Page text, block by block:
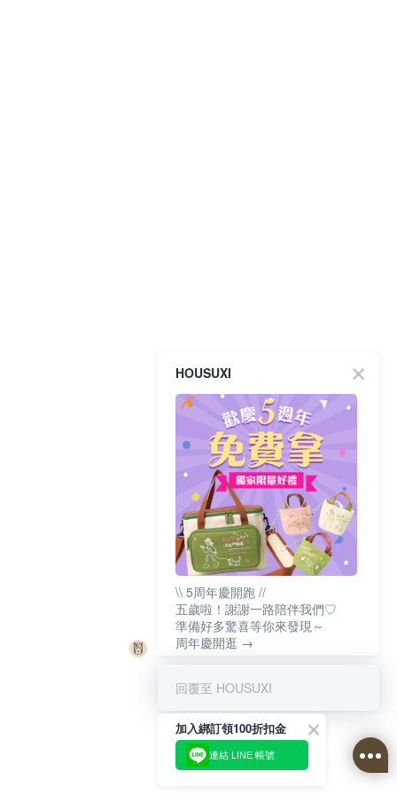
HOUSUXI
\\ 5周年慶開跑 //
五歲啦！謝謝一路陪伴我們♡
準備好多驚喜等你來發現～
周年慶開逛 →
回覆至 HOUSUXI
加入綁訂領100折扣金
連結 LINE 帳號